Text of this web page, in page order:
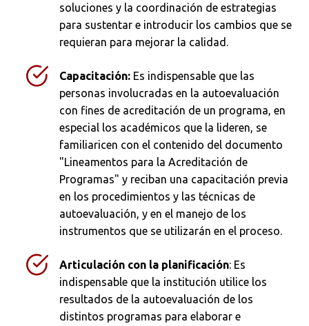
soluciones y la coordinación de estrategias
para sustentar e introducir los cambios que se
requieran para mejorar la calidad.
Capacitación: Es indispensable que las
personas involucradas en la autoevaluación
con fines de acreditación de un programa, en
especial los académicos que la lideren, se
familiaricen con el contenido del documento
"Lineamentos para la Acreditación de
Programas" y reciban una capacitación previa
en los procedimientos y las técnicas de
autoevaluación, y en el manejo de los
instrumentos que se utilizarán en el proceso.
Articulación con la planificación: Es
indispensable que la institución utilice los
resultados de la autoevaluación de los
distintos programas para elaborar e